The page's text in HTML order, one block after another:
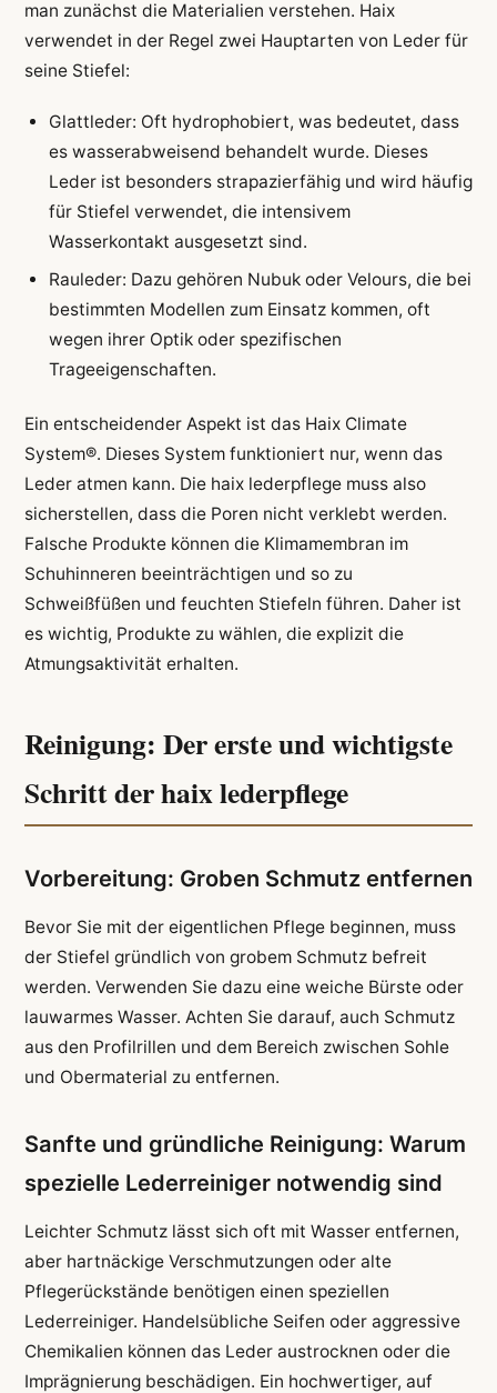
man zunächst die Materialien verstehen. Haix
verwendet in der Regel zwei Hauptarten von Leder für
seine Stiefel:
Glattleder: Oft hydrophobiert, was bedeutet, dass
es wasserabweisend behandelt wurde. Dieses
Leder ist besonders strapazierfähig und wird häufig
für Stiefel verwendet, die intensivem
Wasserkontakt ausgesetzt sind.
Rauleder: Dazu gehören Nubuk oder Velours, die bei
bestimmten Modellen zum Einsatz kommen, oft
wegen ihrer Optik oder spezifischen
Trageeigenschaften.
Ein entscheidender Aspekt ist das Haix Climate
System®. Dieses System funktioniert nur, wenn das
Leder atmen kann. Die haix lederpflege muss also
sicherstellen, dass die Poren nicht verklebt werden.
Falsche Produkte können die Klimamembran im
Schuhinneren beeinträchtigen und so zu
Schweißfüßen und feuchten Stiefeln führen. Daher ist
es wichtig, Produkte zu wählen, die explizit die
Atmungsaktivität erhalten.
Reinigung: Der erste und wichtigste
Schritt der haix lederpflege
Vorbereitung: Groben Schmutz entfernen
Bevor Sie mit der eigentlichen Pflege beginnen, muss
der Stiefel gründlich von grobem Schmutz befreit
werden. Verwenden Sie dazu eine weiche Bürste oder
lauwarmes Wasser. Achten Sie darauf, auch Schmutz
aus den Profilrillen und dem Bereich zwischen Sohle
und Obermaterial zu entfernen.
Sanfte und gründliche Reinigung: Warum
spezielle Lederreiniger notwendig sind
Leichter Schmutz lässt sich oft mit Wasser entfernen,
aber hartnäckige Verschmutzungen oder alte
Pflegerückstände benötigen einen speziellen
Lederreiniger. Handelsübliche Seifen oder aggressive
Chemikalien können das Leder austrocknen oder die
Imprägnierung beschädigen. Ein hochwertiger, auf